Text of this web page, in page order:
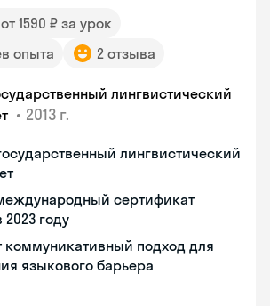
от 1590 ₽ за урок
опыта
2 отзыва
лингвистический
• 2013 г.
лингвистический
сертификат
2023 году
коммуникативный подход для
языкового барьера